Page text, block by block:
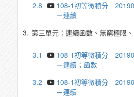
2.8
108-1初等微積分
－連續
3. 第三單元：連續函數、無窮極限
3.1
108-1初等微積分
－連續；函數
3.2
108-1初等微積分
－連續